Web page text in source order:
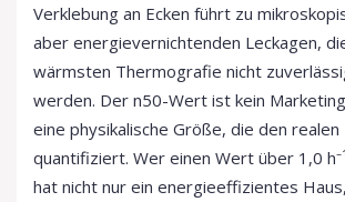
Verklebung an Ecken führt zu
aber energievernichtenden Leckagen,
wärmsten Thermografie nicht
werden. Der n50-Wert ist kein
eine physikalische Größe, die den
quantifiziert. Wer einen Wert über 1,0
hat nicht nur ein energieeffizientes